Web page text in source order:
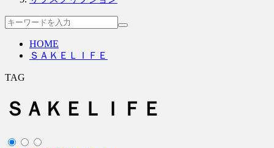
HOME
ＳＡＫＥＬＩＦＥ
TAG
ＳＡＫＥＬＩＦＥ